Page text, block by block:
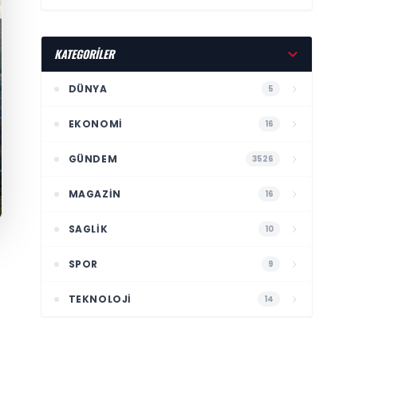
KATEGORİLER
DÜNYA 5
EKONOMI 16
GÜNDEM 3526
MAGAZIN 16
SAGLIK 10
SPOR 9
TEKNOLOJI 14